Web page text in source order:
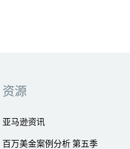
资源
亚马逊资讯
百万美金案例分析 第五季